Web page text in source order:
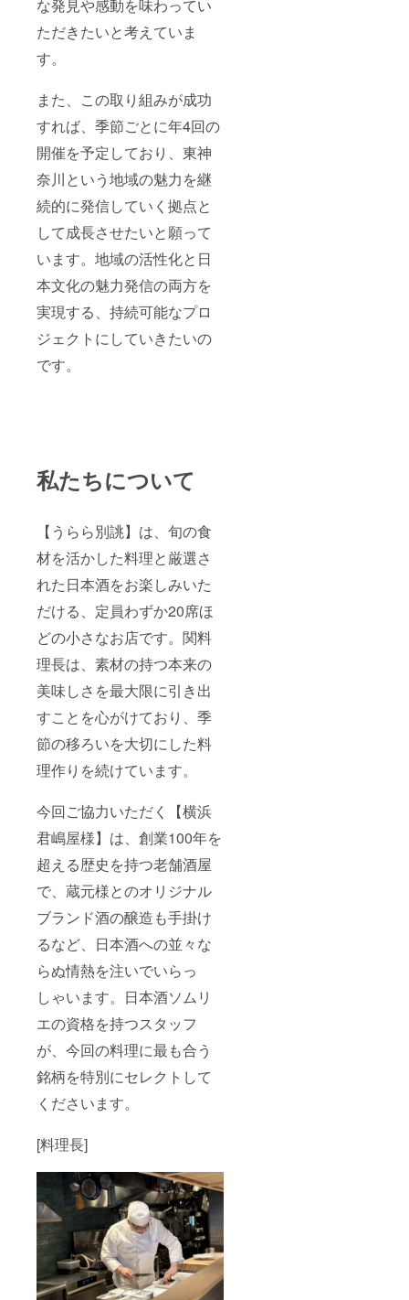
な発見や感動を味わってい
ただきたいと考えていま
す。
また、この取り組みが成功
すれば、季節ごとに年4回の
開催を予定しており、東神
奈川という地域の魅力を継
続的に発信していく拠点と
して成長させたいと願って
います。地域の活性化と日
本文化の魅力発信の両方を
実現する、持続可能なプロ
ジェクトにしていきたいの
です。
私たちについて
【うらら別誂】は、旬の食
材を活かした料理と厳選さ
れた日本酒をお楽しみいた
だける、定員わずか20席ほ
どの小さなお店です。関料
理長は、素材の持つ本来の
美味しさを最大限に引き出
すことを心がけており、季
節の移ろいを大切にした料
理作りを続けています。
今回ご協力いただく【横浜
君嶋屋様】は、創業100年を
超える歴史を持つ老舗酒屋
で、蔵元様とのオリジナル
ブランド酒の醸造も手掛け
るなど、日本酒への並々な
らぬ情熱を注いでいらっ
しゃいます。日本酒ソムリ
エの資格を持つスタッフ
が、今回の料理に最も合う
銘柄を特別にセレクトして
くださいます。
[料理長]